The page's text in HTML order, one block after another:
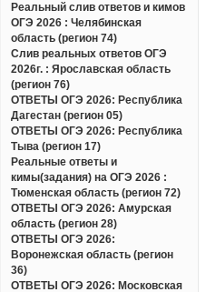
Реальный слив ответов и кимов
ОГЭ 2026 : Челябинская
область (регион 74)
Слив реальных ответов ОГЭ
2026г. : Ярославская область
(регион 76)
ОТВЕТЫ ОГЭ 2026: Республика
Дагестан (регион 05)
ОТВЕТЫ ОГЭ 2026: Республика
Тыва (регион 17)
Реальные ответы и
кимы(задания) на ОГЭ 2026 :
Тюменская область (регион 72)
ОТВЕТЫ ОГЭ 2026: Амурская
область (регион 28)
ОТВЕТЫ ОГЭ 2026:
Воронежская область (регион
36)
ОТВЕТЫ ОГЭ 2026: Московская